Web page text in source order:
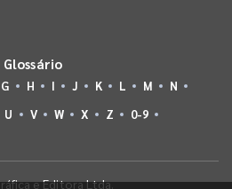
Glossário
G H I J K L M
N
U V W X Z 0-9
e Editora Ltda.